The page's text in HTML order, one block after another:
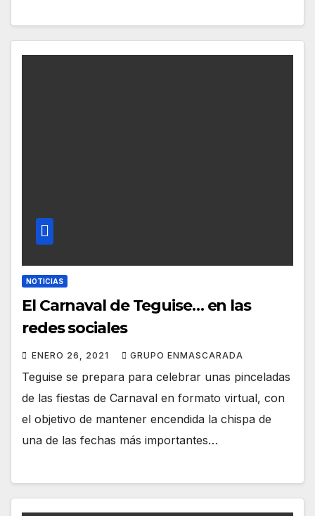
NOTICIAS
El Carnaval de Teguise… en las
redes sociales
ENERO 26, 2021 GRUPO ENMASCARADA
Teguise se prepara para celebrar unas pinceladas
de las fiestas de Carnaval en formato virtual, con
el objetivo de mantener encendida la chispa de
una de las fechas más importantes…